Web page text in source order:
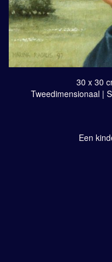
30 x 30
Tweedimensionaal |
Een